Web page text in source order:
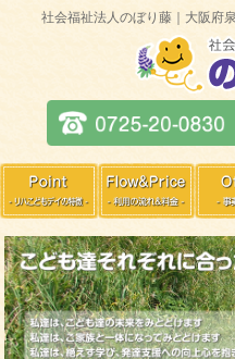
社会福祉法人のぼり藤｜大阪府